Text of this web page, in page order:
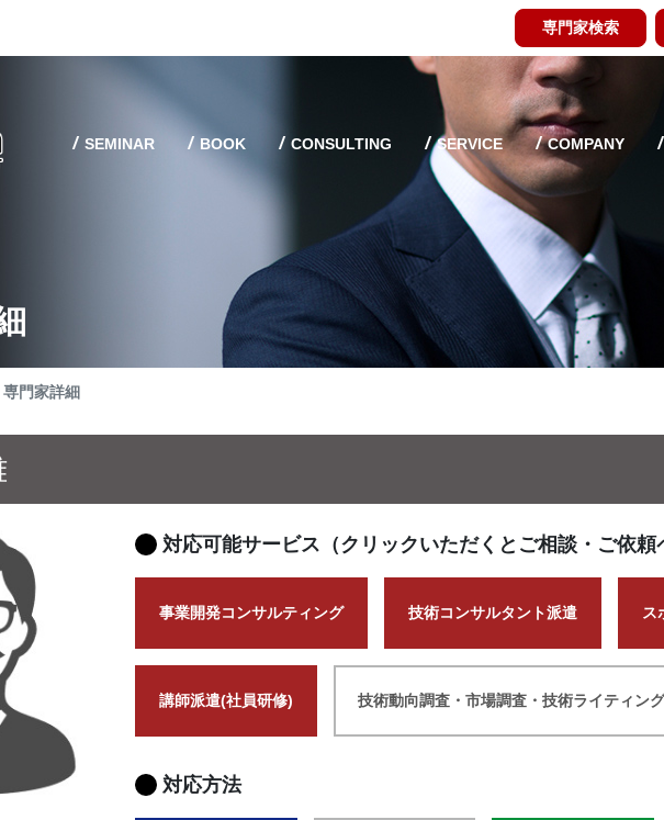
専門家検索
SEMINAR BOOK CONSULTING SERVICE COMPANY
専門家詳細
対応可能サービス（クリックいただくとご相談・ご依頼
事業開発コンサルティング 技術コンサルタント派遣 ス
講師派遣(社員研修) 技術動向調査・市場調査・技術ライティング
対応方法